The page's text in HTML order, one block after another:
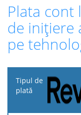
Plata cont
de inițiere
pe
Tipul
de